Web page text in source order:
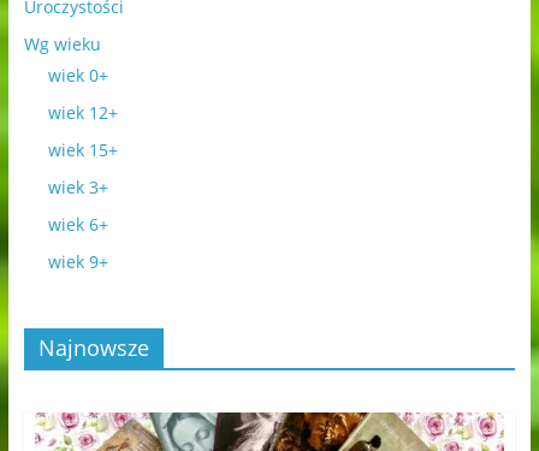
Uroczystości
Wg wieku
wiek 0+
wiek 12+
wiek 15+
wiek 3+
wiek 6+
wiek 9+
Najnowsze